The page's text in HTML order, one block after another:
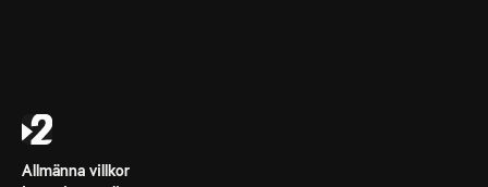
Allmänna villkor